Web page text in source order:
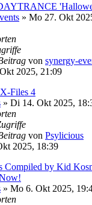
» Mo 27. Okt
von synergy-
2025, 21:09
Files 4
» Di 14. Okt 2025,
von Psylicious
2025, 18:39
Compiled by Kid
» Mo 6. Okt 2025,